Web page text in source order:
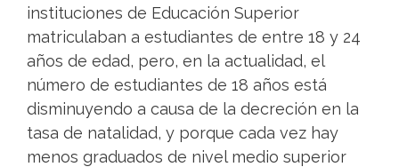
instituciones de Educación Superior
matriculaban a estudiantes de entre 18 y 24
años de edad, pero, en la actualidad, el
número de estudiantes de 18 años está
disminuyendo a causa de la decreción en la
tasa de natalidad, y porque cada vez hay
menos graduados de nivel medio superior